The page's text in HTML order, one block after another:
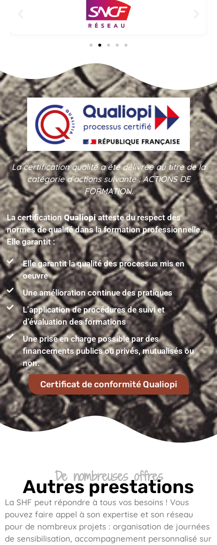
La certification qualité a été délivrée au titre de la
catégorie d’actions suivante : ACTIONS DE
FORMATION.
La certificationQualiopiatteste du respect des
normes de qualité dans la formation professionnelle.
Elle garantit :
Elle garantit la qualité des processus mis en
oeuvre
Une amélioration continue des pratiques
L’application de procédures de suivi et
d’évaluation des formations
Une prise en charge possible par des
financements publics ou privés, mutualisés ou
non.
Certificat de conformité Qualiopi
De nombreuses offres
Autres prestations
La SHF peut répondre à tous vos besoins ! Vous
pouvez faire appel à son expertise et son réseau
pour de nombreux projets : organisation de journées
de sensibilisation, accompagnement personnalisé sur